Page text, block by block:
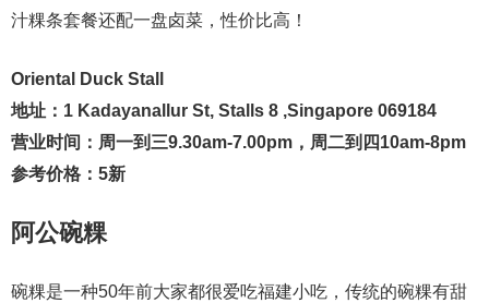
汁粿条套餐还配一盘卤菜，性价比高！
Oriental Duck Stall
地址：1 Kadayanallur St, Stalls 8 ,Singapore 069184
营业时间：周一到三9.30am-7.00pm，周二到四10am-8pm
参考价格：5新
阿公碗粿
碗粿是一种50年前大家都很爱吃福建小吃，传统的碗粿有甜